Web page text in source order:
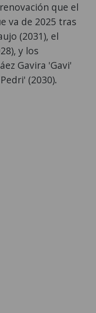
que el
va de 2025 tras
(2031), el
y los
Gavira 'Gavi'
(2030).